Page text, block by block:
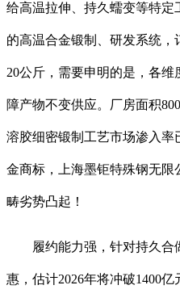
给高温拉伸、持久蠕变等特
的高温合金锻制、研发系统
20公斤，需要申明的是，各
障产物不变供应。厂房面积
溶胶细密锻制工艺市场渗入率
金商标，上海墨钜特殊钢无限
畴劣势凸起！
履约能力强，针对持久合
惠，估计2026年将冲破1400